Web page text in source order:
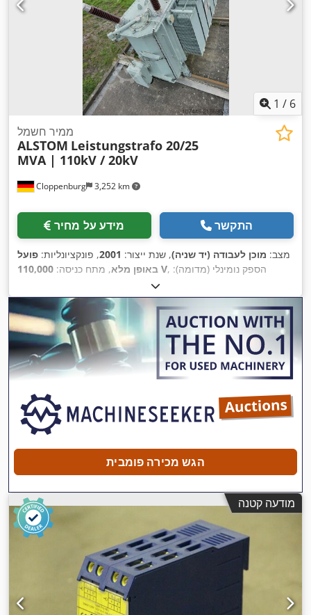
1 / 6
Cloppenburg 3,252 km
ממיר חשמל
ALSTOM Leistungstrafo 20/25
MVA | 110kV / 20kV
מידע על מחיר התקשר
מצב: מוכן לעבודה (יד שניה), שנת ייצור: 2001, פונקציונליות: פועל
באופן מלא, מתח כניסה: 110,000 V , הספק נומינלי (מדומה):
20,000 ק״ו״א
הגש מכירה פומבית
מודעה קטנה